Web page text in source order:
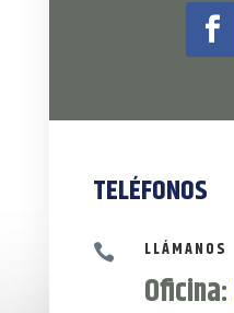
TELÉFONOS
 LLÁMANOS
Oficina: